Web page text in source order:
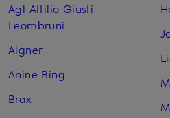
Agl Attilio Giusti
Leombruni
Aigner
Anine Bing
Brax